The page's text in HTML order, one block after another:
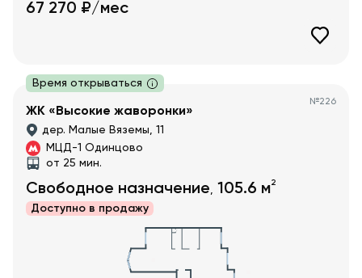
67 270 ₽/мес
Время открываться
№226
ЖК «Высокие жаворонки»
дер. Малые Вяземы, 11
МЦД-1 Одинцово
от 25 мин.
Свободное назначение, 105.6 м2
Доступно в продажу